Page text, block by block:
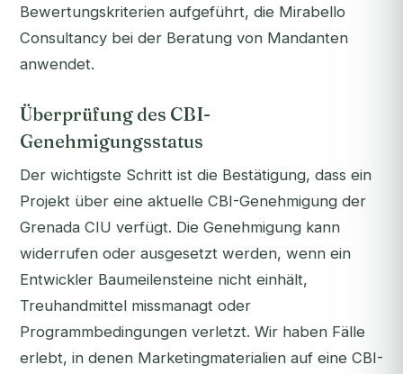
Bewertungskriterien aufgeführt, die Mirabello
Consultancy bei der Beratung von Mandanten
anwendet.
Überprüfung des CBI-
Genehmigungsstatus
Der wichtigste Schritt ist die Bestätigung, dass ein
Projekt über eine aktuelle CBI-Genehmigung der
Grenada CIU verfügt. Die Genehmigung kann
widerrufen oder ausgesetzt werden, wenn ein
Entwickler Baumeilensteine nicht einhält,
Treuhandmittel missmanagt oder
Programmbedingungen verletzt. Wir haben Fälle
erlebt, in denen Marketingmaterialien auf eine CBI-